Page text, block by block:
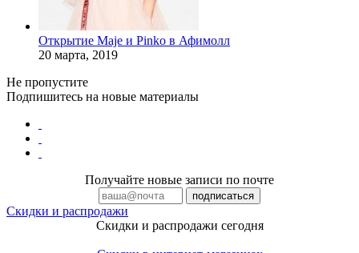
Открытие Maje и Pinko в Афимолл
20 марта, 2019
Не пропустите
Подпишитесь на новые материалы
Получайте новые записи по почте
Скидки и распродажи
Скидки и распродажи сегодня